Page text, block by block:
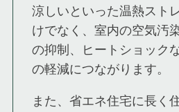
涼しいといった温熱スト
けでなく、室内の空気汚
の抑制、ヒートショック
の軽減につながります。
また、省エネ住宅に長く